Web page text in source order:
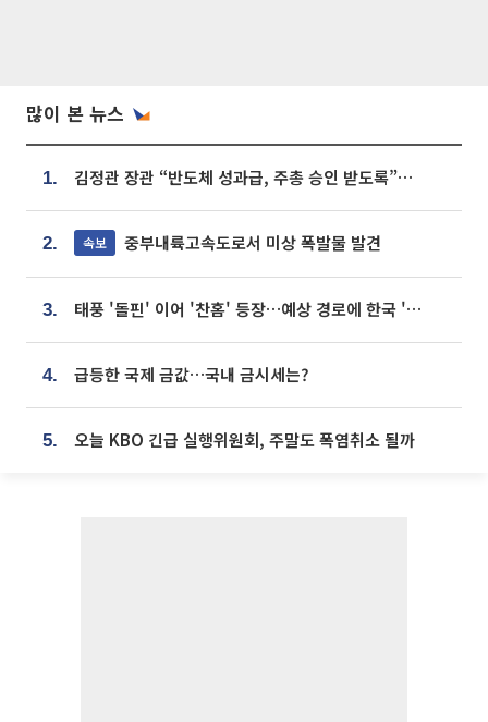
많이 본 뉴스
1. 김정관 장관 “반도체 성과급, 주총 승인 받도록”…상법·자본시장법 개정 시사
2. 속보 중부내륙고속도로서 미상 폭발물 발견
3. 태풍 '돌핀' 이어 '찬홈' 등장…예상 경로에 한국 '한숨'
4. 급등한 국제 금값…국내 금시세는?
5. 오늘 KBO 긴급 실행위원회, 주말도 폭염취소 될까